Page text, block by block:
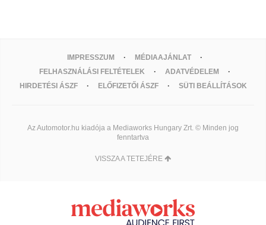
IMPRESSZUM
MÉDIAAJÁNLAT
FELHASZNÁLÁSI FELTÉTELEK
ADATVÉDELEM
HIRDETÉSI ÁSZF
ELŐFIZETŐI ÁSZF SÜTI BEÁLLÍTÁSOK
Az Automotor.hu kiadója a Mediaworks Hungary Zrt. © Minden jog
fenntartva
VISSZA A TETEJÉRE